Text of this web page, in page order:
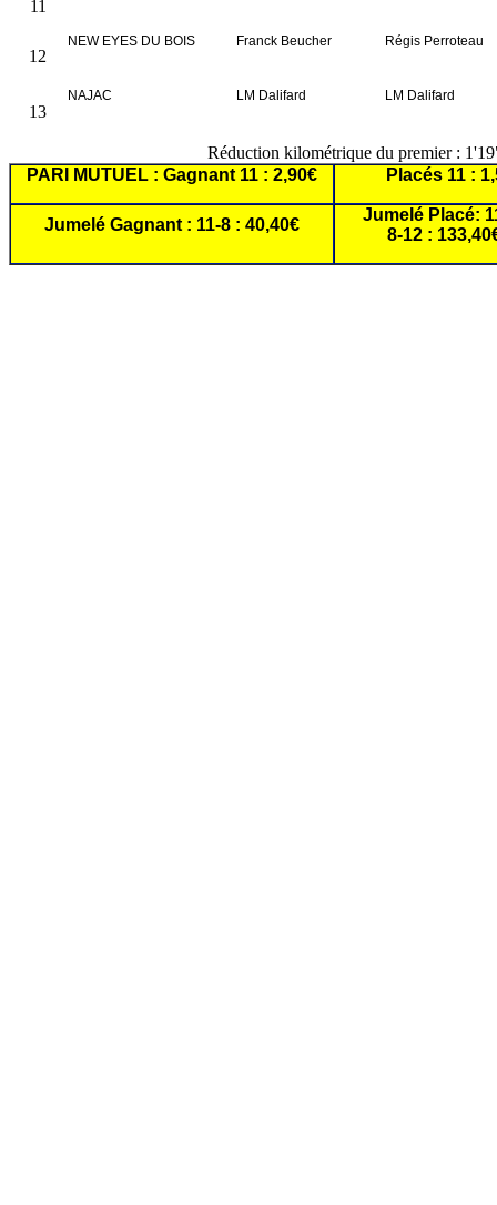
11
12
NEW EYES DU BOIS Franck Beucher Régis Perroteau
13
NAJAC LM Dalifard LM Dalifard
Réduction kilométrique du premier :
PARI MUTUEL : Gagnant 11 : 2,90€
Placés 11 :
Jumelé Gagnant : 11-8 : 40,40€
Jumelé Placé:
8-12 :